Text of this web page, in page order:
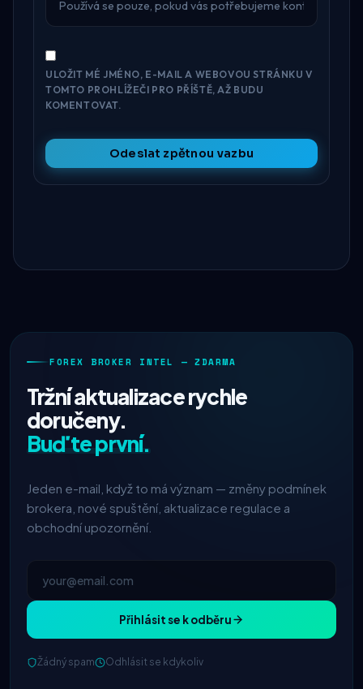
ULOŽIT MÉ JMÉNO, E-MAIL A WEBOVOU STRÁNKU V
TOMTO PROHLÍŽEČI PRO PŘÍŠTĚ, AŽ BUDU
KOMENTOVAT.
Odeslat zpětnou vazbu
FOREX BROKER INTEL — ZDARMA
Tržní aktualizace rychle
doručeny.
Buďte první.
Jeden e-mail, když to má význam — změny podmínek
brokera, nové spuštění, aktualizace regulace a
obchodní upozornění.
Přihlásit se k odběru
Žádný spam Odhlásit se kdykoliv
IC Markets
snížený spread
EUR/USD → 0,1 pipu